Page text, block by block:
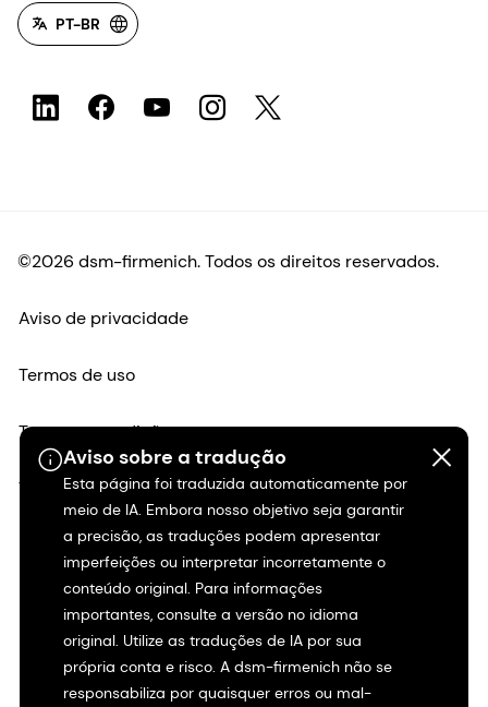
Aviso sobre a tradução
Esta página foi traduzida automaticamente por
meio de IA. Embora nosso objetivo seja garantir
a precisão, as traduções podem apresentar
imperfeições ou interpretar incorretamente o
conteúdo original. Para informações
importantes, consulte a versão no idioma
original. Utilize as traduções de IA por sua
própria conta e risco. A dsm-firmenich não se
responsabiliza por quaisquer erros ou mal-
PT-BR
©2026 dsm-firmenich. Todos os direitos reservados.
Aviso de privacidade
Termos de uso
Termos e condições
Transparência na Califórnia
Declaração de acessibilidade
Informações legais
Mapa do site